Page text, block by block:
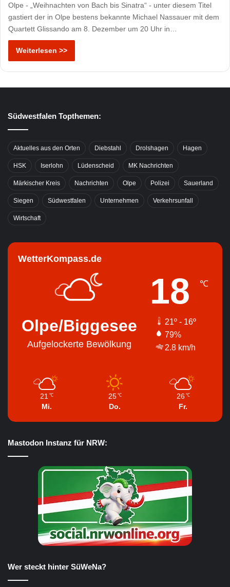
Olpe - „Weihnachten von Bach bis Sinatra“ - unter diesem Titel
gastiert der in Olpe bestens bekannte Michael Nassauer mit dem
Quartett Glissando am 8. Dezember um 20 Uhr in…
Weiterlesen >>
Südwestfalen Topthemen:
Aktuelles aus den Orten Diebstahl Drolshagen Hagen
HSK Iserlohn Lüdenscheid MK Nachrichten
Märkischer Kreis Nachrichten Olpe Polizei Sauerland
Siegen Südwestfalen Unternehmen Verkehrsunfall
Wirtschaft
WetterKompass.de
Olpe/Biggesee
Aufgelockerte Bewölkung
18 ℃
21º - 16º
79%
2.8 km/h
21 ℃
Mi.
25 ℃
Do.
26 ℃
Fr.
Mastodon Instanz für NRW:
Wer steckt hinter SüWeNa?